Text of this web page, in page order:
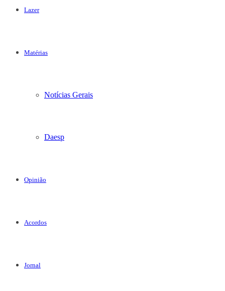
Lazer
Matérias
Notícias Gerais
Daesp
Opinião
Acordos
Jornal